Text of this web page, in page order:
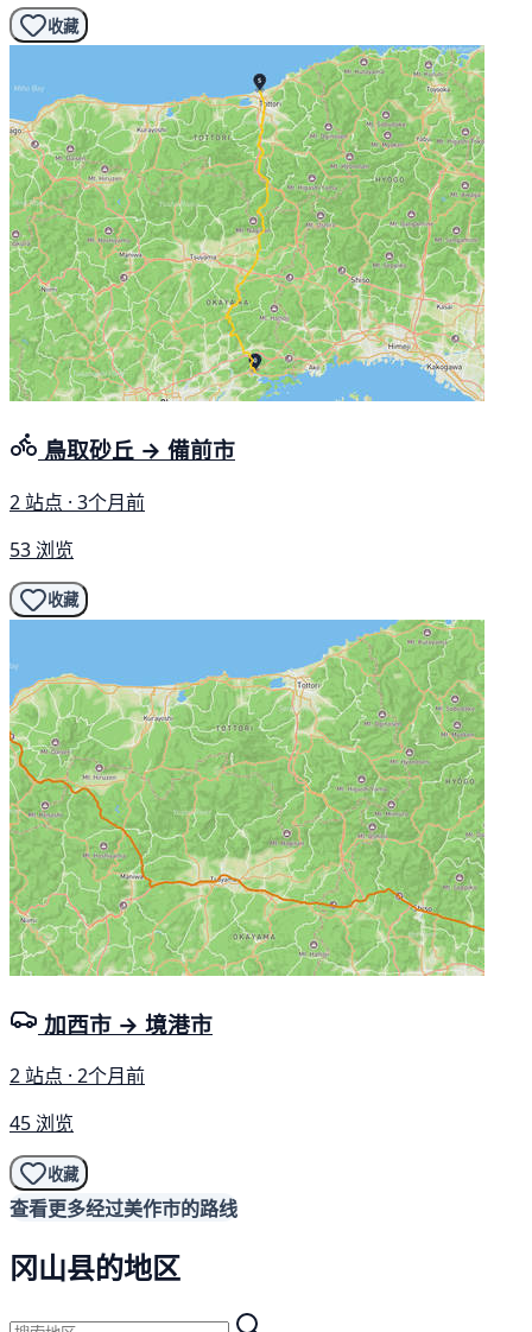
收藏
鳥取砂丘 → 備前市
2 站点 · 3个月前
53 浏览
收藏
加西市 → 境港市
2 站点 · 2个月前
45 浏览
收藏
查看更多经过美作市的路线
冈山县的地区